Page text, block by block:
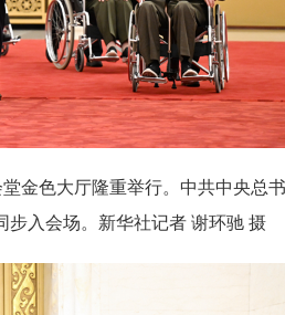
金色大厅隆重举行。中共中央总
步入会场。新华社记者 谢环驰 摄